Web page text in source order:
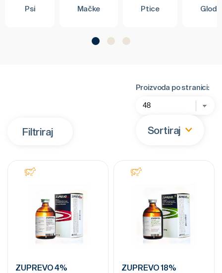
Psi Mačke Ptice
Filtriraj
Proizvoda po stranici:
Sortiraj
ZUPREVO 4% ZUPREVO 18%